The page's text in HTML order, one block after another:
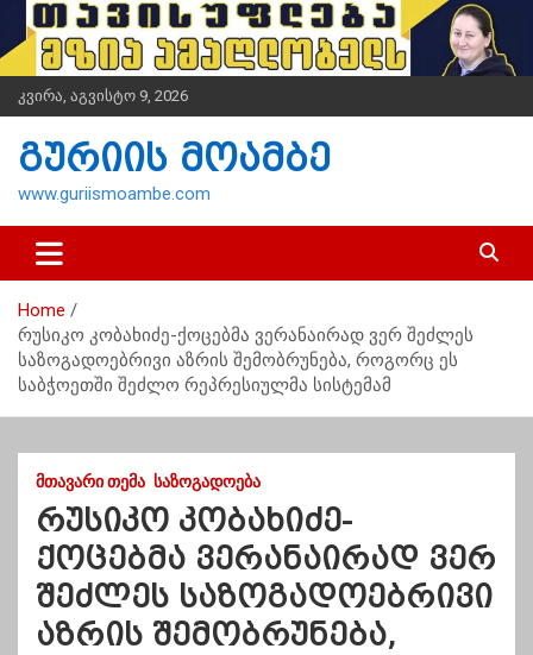
i
t
n
კვირა, აგვისტო 9, 2026
გურიის მოამბე
www.guriismoambe.com
Home
რუსიკო კობახიძე-ქოცებმა ვერანაირად ვერ შეძლეს
საზოგადოებრივი აზრის შემობრუნება, როგორც ეს
საბჭოეთში შეძლო რეპრესიულმა სისტემამ
ᲛᲗᲐᲕᲐᲠᲘ ᲗᲔᲛᲐ ᲡᲐᲖᲝᲒᲐᲓᲝᲔᲑᲐ
რუსიკო კობახიძე-
ქოცებმა ვერანაირად ვერ
შეძლეს საზოგადოებრივი
აზრის შემობრუნება,